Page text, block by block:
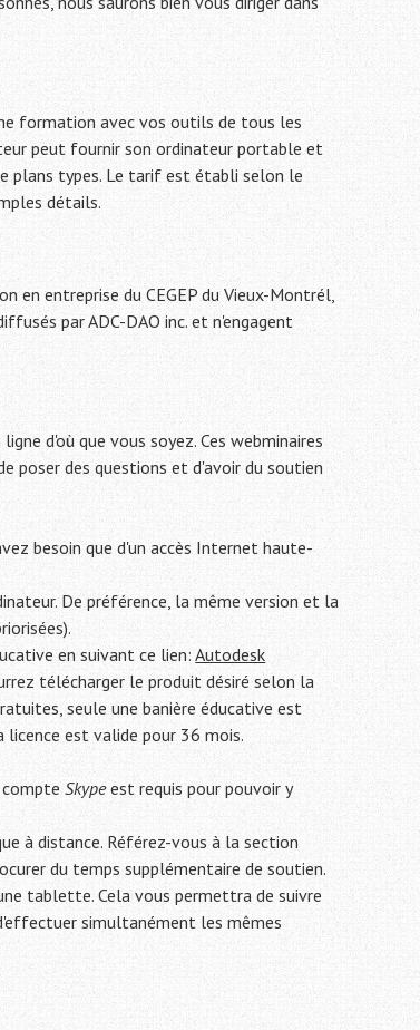
formation avec vos outils de tous les
peut fournir son ordinateur portable et
plans types. Le tarif est établi selon le
détails.
entreprise du CEGEP du Vieux-Montrél,
par ADC-DAO inc. et n'engagent
d'où que vous soyez. Ces webminaires
poser des questions et d'avoir du soutien
besoin que d'un accès Internet haute-
De préférence, la même version et la
en suivant ce lien:Autodesk
télécharger le produit désiré selon la
seule une banière éducative est
licence est valide pour 36 mois.
compteSkypeest requis pour pouvoir y
à distance. Référez-vous à la section
du temps supplémentaire de soutien.
tablette. Cela vous permettra de suivre
simultanément les mêmes